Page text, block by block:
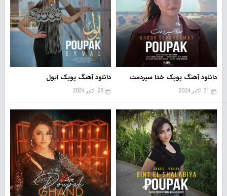
دانلود آهنگ پوپک خدا سپردمت
31 اکتبر 2024
دانلود آهنگ پوپک ایول
28 اکتبر 2024